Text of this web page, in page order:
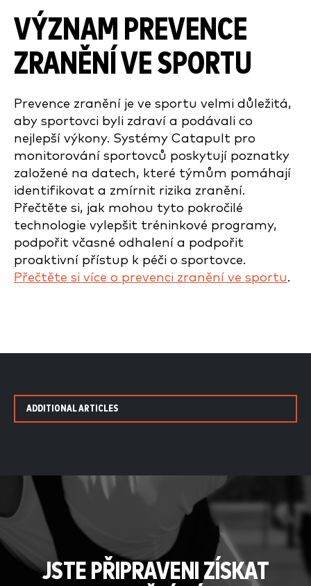
VÝZNAM PREVENCE
ZRANĚNÍ VE SPORTU
Prevence zranění je ve sportu velmi důležitá,
aby sportovci byli zdraví a podávali co
nejlepší výkony. Systémy Catapult pro
monitorování sportovců poskytují poznatky
založené na datech, které týmům pomáhají
identifikovat a zmírnit rizika zranění.
Přečtěte si, jak mohou tyto pokročilé
technologie vylepšit tréninkové programy,
podpořit včasné odhalení a podpořit
proaktivní přístup k péči o sportovce.
Přečtěte si více o prevenci zranění ve sportu.
ADDITIONAL ARTICLES
JSTE PŘIPRAVENI ZÍSKAT